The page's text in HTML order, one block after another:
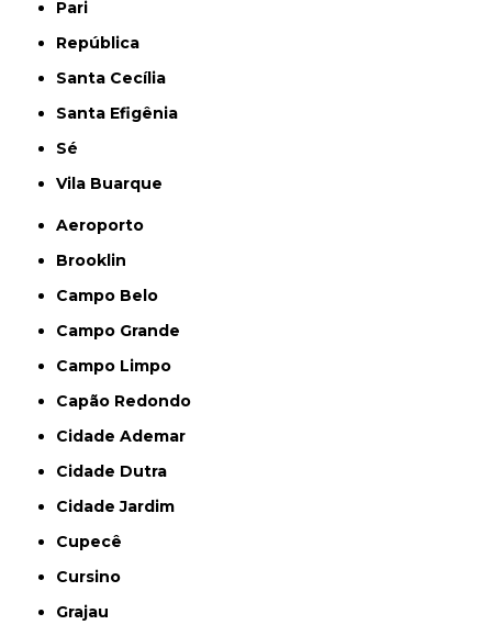
Pari
República
Santa Cecília
Santa Efigênia
Sé
Vila Buarque
Aeroporto
Brooklin
Campo Belo
Campo Grande
Campo Limpo
Capão Redondo
Cidade Ademar
Cidade Dutra
Cidade Jardim
Cupecê
Cursino
Grajau